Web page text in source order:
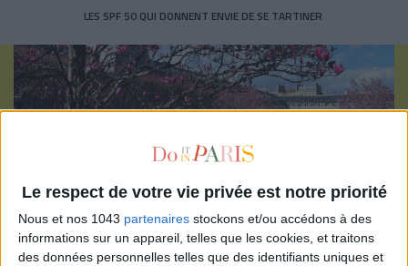
Le respect de votre vie privée est notre priorité
Nous et nos 1043 partenaires stockons et/ou accédons à des
informations sur un appareil, telles que les cookies, et traitons
des données personnelles telles que des identifiants uniques et
LES SPF 50 QUI DONNENT ENVIE DE SE TARTINER
Inscrivez-vous à notre newsletter
S'INSCRIRE